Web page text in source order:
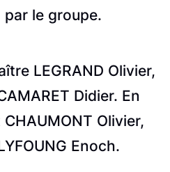
le groupe.
LEGRAND Olivier,
Didier. En
Olivier,
Enoch.